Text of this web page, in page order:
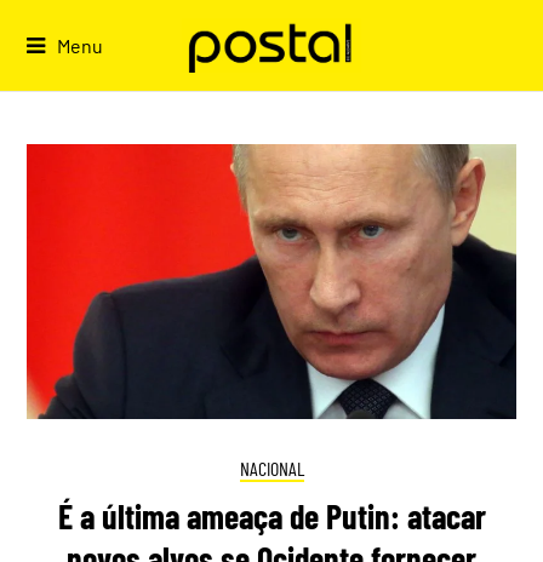
Menu
NACIONAL
É a última ameaça de Putin: atacar